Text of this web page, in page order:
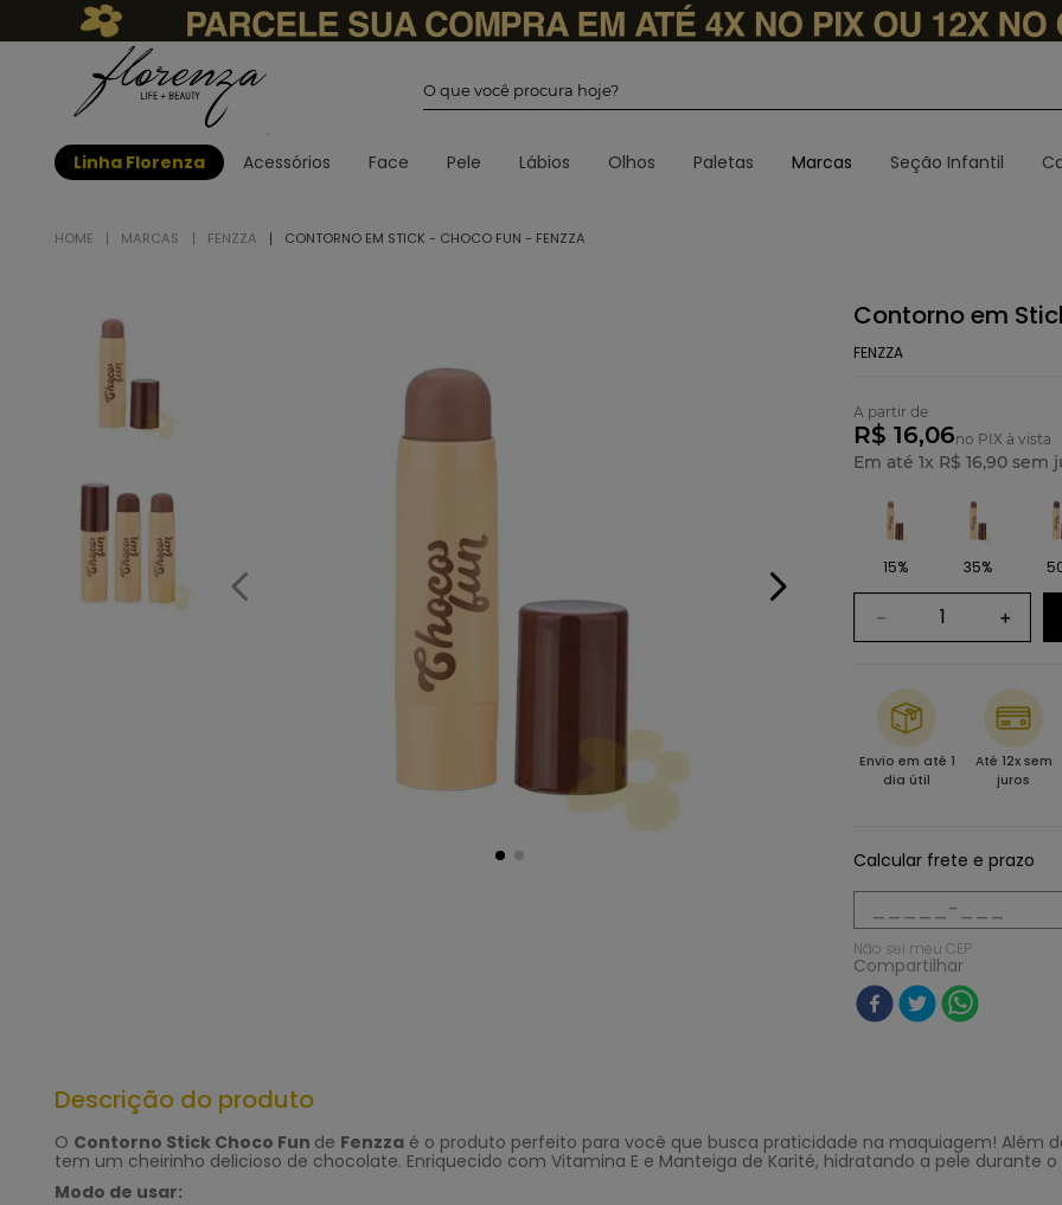
Linha Florenza Acessórios Face Pele Lábios Olhos Paletas Marcas Seção Infantil
MARCAS FENZZA CONTORNO EM STICK - CHOCO FUN - FENZZA
Contorno em
FENZZA
A partir de
R$ 16,06no PIX à vista
Em até 1x R$ 16,90 sem
15% 35%
＋
－
Envio em até 1
dia útil
Até 12x sem
juros
Calcular frete e prazo
Não sei meu CEP
Compartilhar
Descrição do produto
O Contorno Stick Choco Fun de Fenzza é o produto perfeito para você que busca praticidade na maquiagem! Além
tem um cheirinho delicioso de chocolate. Enriquecido com Vitamina E e Manteiga de Karité, hidratando a pele durante
Modo de usar: